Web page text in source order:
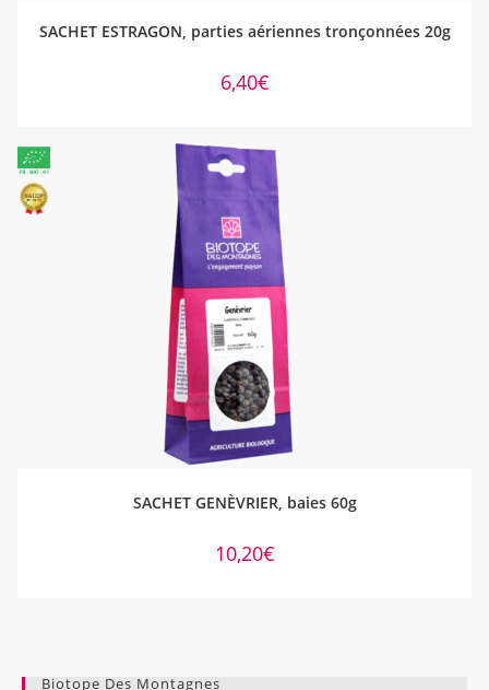
SACHET ESTRAGON, parties aériennes tronçonnées 20g
6,40€
AJOUTER AU PANIER
SACHET GENÈVRIER, baies 60g
10,20€
Biotope Des Montagnes